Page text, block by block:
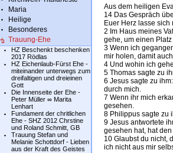
Maria
Heilige
Besonderes
Trauung-Ehe
HZ Beschenkt beschenken
2017 Rödlas
HZ Eichenlaub-Fürst Ehe -
miteinander unterwegs zum
dreifaltigen und dreieinen
Gott
Die Innenseite der Ehe -
Peter Müller ∞ Marita
Lenhart
Fundament der chritlichen
Ehe - SHZ 2012 Chrstine
und Roland Schmitt, GB
Trauung Stefan und
Melanie Schottdorf - Lieben
aus der Kraft des Geistes
Aus dem heiligen
14 Das Gespräch
Euer Herz lasse
2 Im Haus meines
gehe, um einen
3 Wenn ich
mir holen, damit
4 Und wohin ich
5 Thomas sagte zu
6 Jesus sagte zu
durch mich.
7 Wenn ihr mich
gesehen.
8 Philippus sagte zu
9 Jesus antwortete
gesehen hat, hat
10 Glaubst du nicht,
ich nicht aus mir